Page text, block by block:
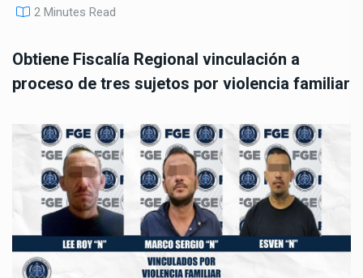
2 Minutes Read
Obtiene Fiscalía Regional vinculación a
proceso de tres sujetos por violencia familiar